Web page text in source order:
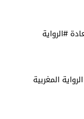
#الرواية
المغربية